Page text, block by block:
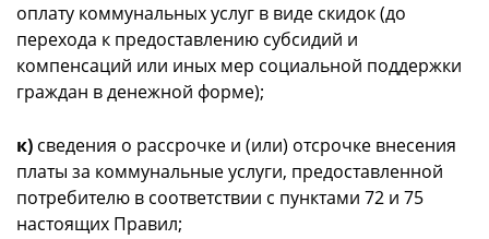
оплату коммунальных услуг в виде скидок (до
перехода к предоставлению субсидий и
компенсаций или иных мер социальной поддержки
граждан в денежной форме);
к) сведения о рассрочке и (или) отсрочке внесения
платы за коммунальные услуги, предоставленной
потребителю в соответствии с пунктами 72 и 75
настоящих Правил;